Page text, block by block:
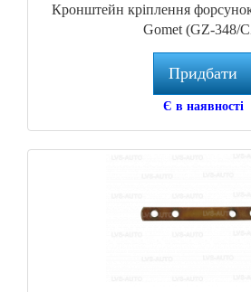
Кронштейн кріплення
Gomet (GZ-348/
Придбати
Є в наявності